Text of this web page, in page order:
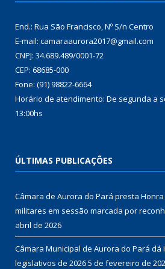
End.: Rua São Francisco, Nº S/n Centro
E-mail: camaraaurora2017@gmail.com
CNPJ: 34.689.489/0001-72
CEP: 68685-000
Fone: (91) 98822-6664
Horário de atendimento: De segunda a
13:00hs
ÚLTIMAS PUBLICAÇÕES
Câmara de Aurora do Pará presta
militares em sessão marcada por
abril de 2026
Câmara Municipal de Aurora do Pará
legislativos de 20265 de fevereiro de